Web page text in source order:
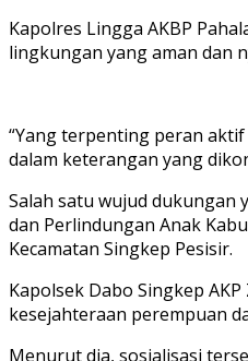
Kapolres Lingga AKBP
lingkungan yang aman dan
“Yang terpenting peran
dalam keterangan yang
Salah satu wujud dukungan
dan Perlindungan Anak
Kecamatan Singkep Pesisir.
Kapolsek Dabo Singkep
kesejahteraan perempuan
Menurut dia, sosialisasi